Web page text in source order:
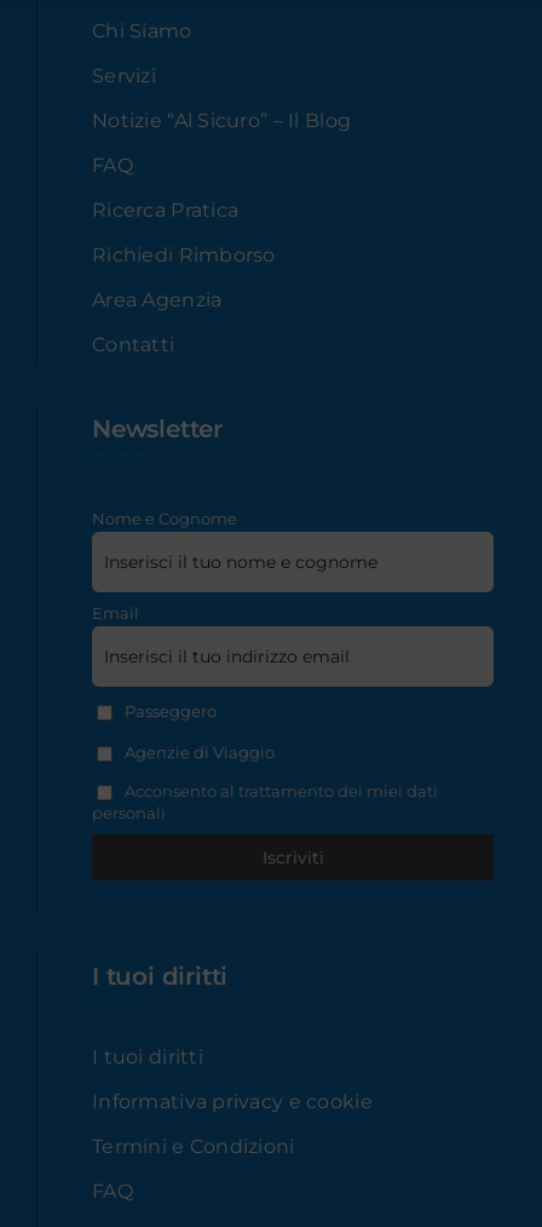
Chi Siamo
Servizi
Notizie “Al Sicuro” – Il Blog
FAQ
Ricerca Pratica
Richiedi Rimborso
Area Agenzia
Contatti
Newsletter
Nome e Cognome
Email
Passeggero
Agenzie di Viaggio
Acconsento al trattamento dei miei dati
personali
I tuoi diritti
I tuoi diritti
Informativa privacy e cookie
Termini e Condizioni
FAQ